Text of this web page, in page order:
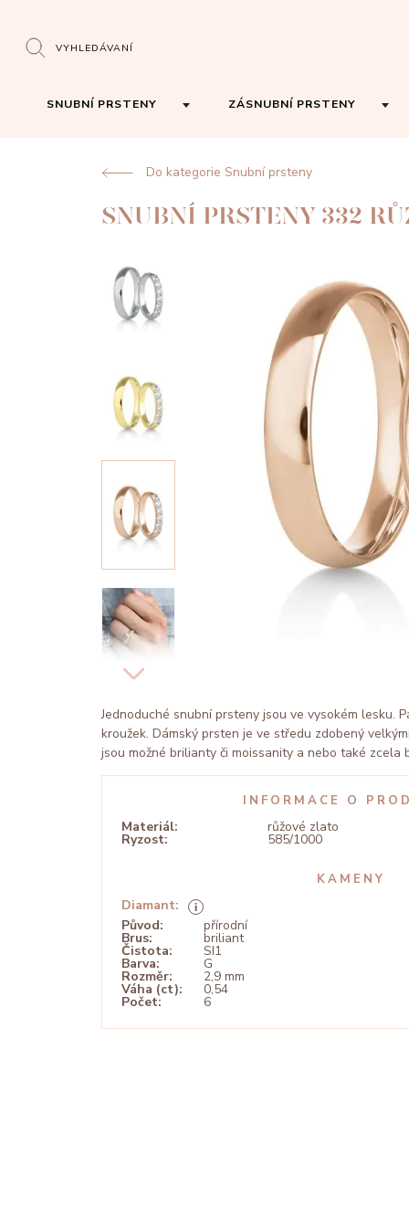
VYHLEDÁVANÍ
SNUBNÍ PRSTENY ZÁSNUBNÍ PRSTENY
Do kategorie Snubní prsteny
SNUBNÍ PRSTENY 332
Jednoduché snubní prsteny jsou ve vysokém lesku.
kroužek. Dámský prsten je ve středu zdobený
jsou možné brilianty či moissanity a nebo také zcela
INFORMACE O
Materiál: růžové zlato
Ryzost: 585/1000
KAMENY
Diamant:
Původ:
přírodní
Brus: briliant
Čistota: SI1
Barva: G
Rozměr: 2,9 mm
Váha (ct): 0,54
Počet: 6